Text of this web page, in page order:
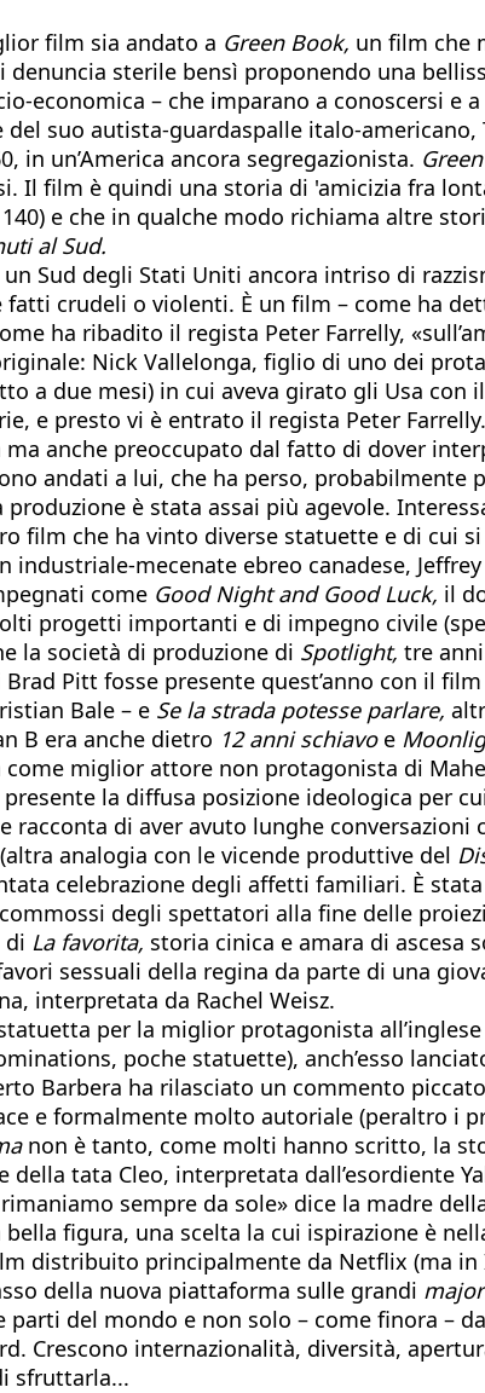
film sia andato a Green Book, un film che
sterile bensì proponendo una
economica – che imparano a conoscersi e
suo autista-guardaspalle italo-
in un’America ancora segregazionista.
Il film è quindi una storia di 'amicizia fra
e che in qualche modo richiama altre
al Sud.
Sud degli Stati Uniti ancora intriso di
crudeli o violenti. È un film – come ha
ha ribadito il regista Peter Farrelly,
Nick Vallelonga, figlio di uno dei
a due mesi) in cui aveva girato gli Usa
e presto vi è entrato il regista Peter
anche preoccupato dal fatto di dover
andati a lui, che ha perso,
è stata assai più agevole.
film che ha vinto diverse statuette e di cui
mecenate ebreo canadese,
come Good Night and Good Luck, il
progetti importanti e di impegno civile
la società di produzione di Spotlight, tre
Pitt fosse presente quest’anno con il film
Bale – e Se la strada potesse parlare,
B era anche dietro 12 anni schiavo e
miglior attore non protagonista di
la diffusa posizione ideologica per
di aver avuto lunghe
analogia con le vicende produttive del
celebrazione degli affetti familiari. È
degli spettatori alla fine delle
di La favorita, storia cinica e amara di ascesa
sessuali della regina da parte di una
interpretata da Rachel Weisz.
per la miglior protagonista
poche statuette), anch’esso
Barbera ha rilasciato un commento
e formalmente molto autoriale (peraltro
non è tanto, come molti hanno scritto, la
tata Cleo, interpretata dall’esordiente
sempre da sole» dice la madre
figura, una scelta la cui ispirazione è
distribuito principalmente da Netflix (ma
della nuova piattaforma sulle grandi major
del mondo e non solo – come finora –
Crescono internazionalità, diversità,
sfruttarla...